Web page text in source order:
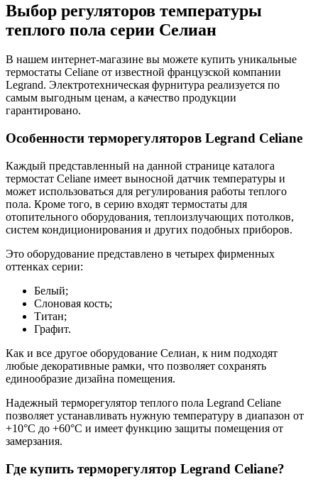
Выбор регуляторов температуры
теплого пола серии Селиан
В нашем интернет-магазине вы можете купить уникальные
термостаты Celiane от известной французской компании
Legrand. Электротехническая фурнитура реализуется по
самым выгодным ценам, а качество продукции
гарантировано.
Особенности терморегуляторов Legrand Celiane
Каждый представленный на данной странице каталога
термостат Celiane имеет выносной датчик температуры и
может использоваться для регулирования работы теплого
пола. Кроме того, в серию входят термостаты для
отопительного оборудования, теплоизлучающих потолков,
систем кондиционирования и других подобных приборов.
Это оборудование представлено в четырех фирменных
оттенках серии:
Белый;
Слоновая кость;
Титан;
Графит.
Как и все другое оборудование Селиан, к ним подходят
любые декоративные рамки, что позволяет сохранять
единообразие дизайна помещения.
Надежный терморегулятор теплого пола Legrand Celiane
позволяет устанавливать нужную температуру в диапазон от
+10°C до +60°C и имеет функцию защиты помещения от
замерзания.
Где купить терморегулятор Legrand Celiane?